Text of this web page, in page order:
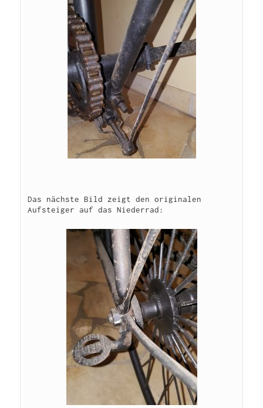
Das nächste Bild zeigt den originalen
Aufsteiger auf das Niederrad: